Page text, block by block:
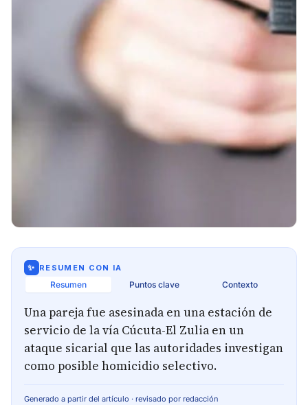
✨ RESUMEN CON IA
Resumen Puntos clave Contexto
Una pareja fue asesinada en una estación de
servicio de la vía Cúcuta-El Zulia en un
ataque sicarial que las autoridades investigan
como posible homicidio selectivo.
Generado a partir del artículo · revisado por redacción